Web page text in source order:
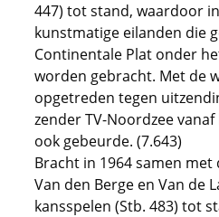
447) tot stand, waardoor
kunstmatige eilanden die
Continentale Plat onder
worden gebracht. Met de
opgetreden tegen
zender TV-Noordzee
ook gebeurde. (7.643)
Bracht in 1964 samen
Van den Berge en Van de
kansspelen (Stb. 483) tot